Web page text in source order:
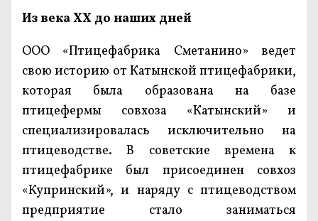
Из века ХХ до наших дней
ООО «Птицефабрика Сметанино» ведет
свою историю от Катынской птицефабрики,
которая была образована на базе
птицефермы совхоза «Катынский» и
специализировалась исключительно на
птицеводстве. В советские времена к
птицефабрике был присоединен совхоз
«Купринский», и наряду с птицеводством
предприятие стало заниматься